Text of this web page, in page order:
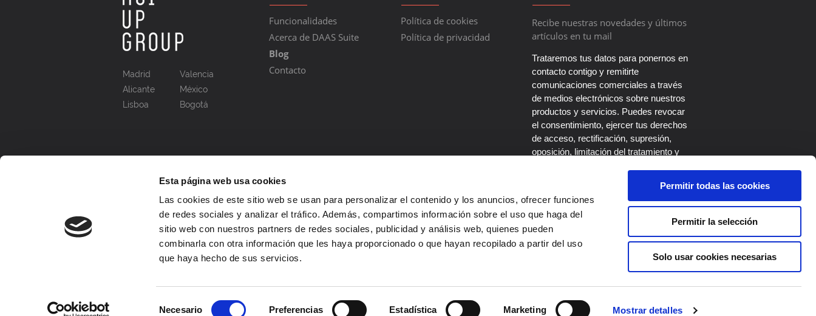
Esta página web usa cookies
Las cookies de este sitio web se usan para personalizar el contenido y los anuncios, ofrecer funciones
de redes sociales y analizar el tráfico. Además, compartimos información sobre el uso que haga del
sitio web con nuestros partners de redes sociales, publicidad y análisis web, quienes pueden
combinarla con otra información que les haya proporcionado o que hayan recopilado a partir del uso
que haya hecho de sus servicios.
Necesario Preferencias Estadística Marketing Mostrar detalles
Permitir todas las cookies
Permitir la selección
Solo usar cookies necesarias
Madrid
Valencia
Alicante
México
Lisboa
Bogotá
Funcionalidades
Acerca de DAAS Suite
Blog
Contacto
Política de cookies
Política de privacidad
Recibe nuestras novedades y últimos
artículos en tu mail
Trataremos tus datos para ponernos en
contacto contigo y remitirte
comunicaciones comerciales a través
de medios electrónicos sobre nuestros
productos y servicios. Puedes revocar
el consentimiento, ejercer tus derechos
de acceso, rectificación, supresión,
oposición, limitación del tratamiento y
correo dpo@roi-up.es. Más información
en la Política de Privacidad.